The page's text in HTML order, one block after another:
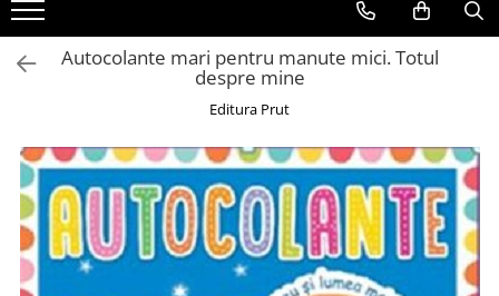
Instrumente de scris
Stilouri școlare
Creioane grafice
Creioane mecanice
Creioane colorate
Creioane cerate
Carioci
Autocolante mari pentru manute mici. Totul
despre mine
Editura Prut